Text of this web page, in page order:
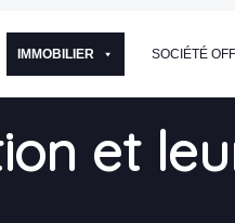
IMMOBILIER SOCIÉTÉ
et